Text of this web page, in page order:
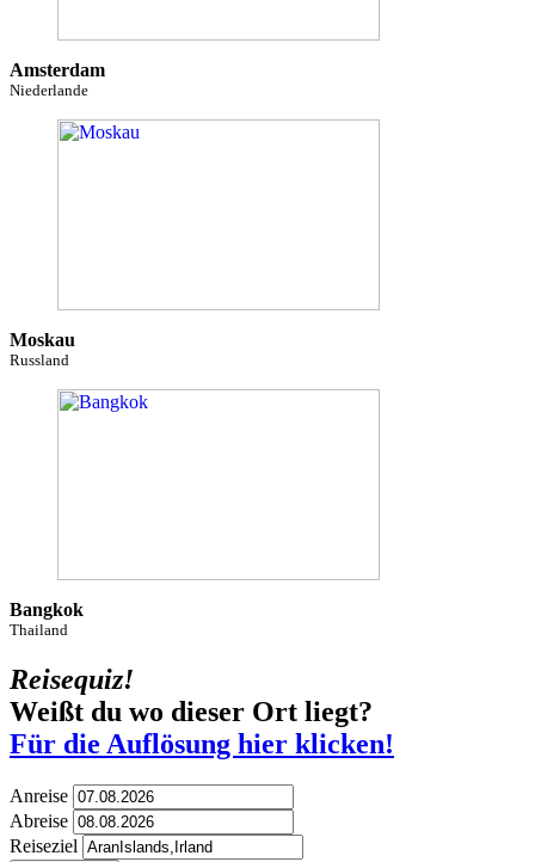
Amsterdam
Niederlande
Moskau
Russland
Bangkok
Thailand
Reisequiz!
Weißt du wo dieser Ort liegt?
Für die Auflösung hier klicken!
Anreise
Abreise
Reiseziel